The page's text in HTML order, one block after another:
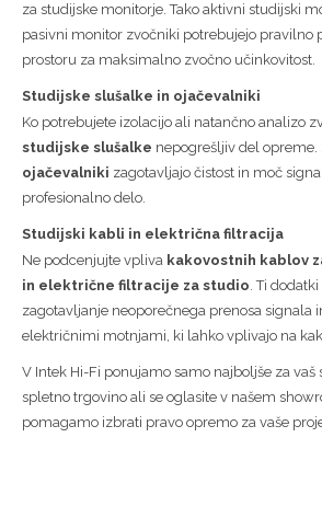
za studijske monitorje. Tako aktivni studijski
pasivni monitor zvočniki potrebujejo pravilno
prostoru za maksimalno zvočno učinkovitost.
Studijske slušalke in ojačevalniki
Ko potrebujete izolacijo ali natančno analizo
studijske slušalke nepogrešljiv del opreme.
ojačevalniki zagotavljajo čistost in moč
profesionalno delo.
Studijski kabli in električna filtracija
Ne podcenjujte vpliva kakovostnih kablov
in električne filtracije za studio. Ti
zagotavljanje neoporečnega prenosa signala
električnimi motnjami, ki lahko vplivajo na
V Intek Hi-Fi ponujamo samo najboljše za vaš
spletno trgovino ali se oglasite v našem
pomagamo izbrati pravo opremo za vaše